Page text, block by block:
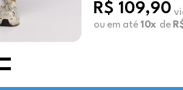
R$ 109,90
ou em até 10x de